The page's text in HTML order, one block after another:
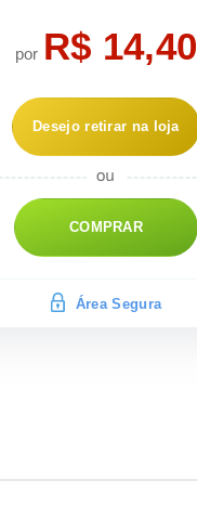
por R$ 14,40
Desejo retirar na loja
COMPRAR
Área Segura